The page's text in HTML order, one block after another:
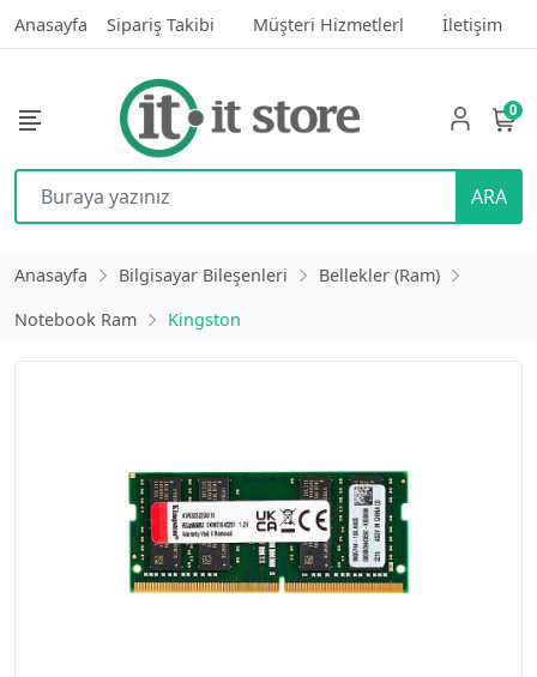
Anasayfa Sipariş Takibi Müşteri Hizmetlerl İletişim
ARA
0
Anasayfa Bilgisayar Bileşenleri
Bellekler (Ram)
Notebook Ram
Kingston